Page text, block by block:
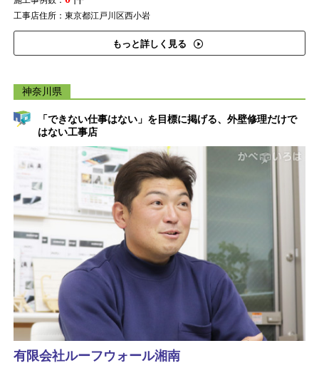
工事店住所：東京都江戸川区西小岩
もっと詳しく見る
神奈川県
「できない仕事はない」を目標に掲げる、外壁修理だけで
はない工事店
有限会社ルーフウォール湘南